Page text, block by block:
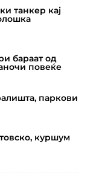
танкер кај
бараат од
повеќе
паркови
куршум